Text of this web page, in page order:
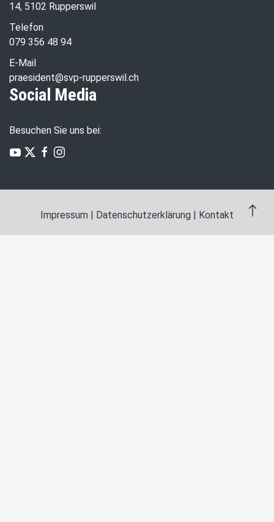
14, 5102 Rupperswil
Telefon
079 356 48 94
E-Mail
praesident@svp-rupperswil.ch
Social Media
Besuchen Sie uns bei:
Impressum | Datenschutzerklärung | Kontakt